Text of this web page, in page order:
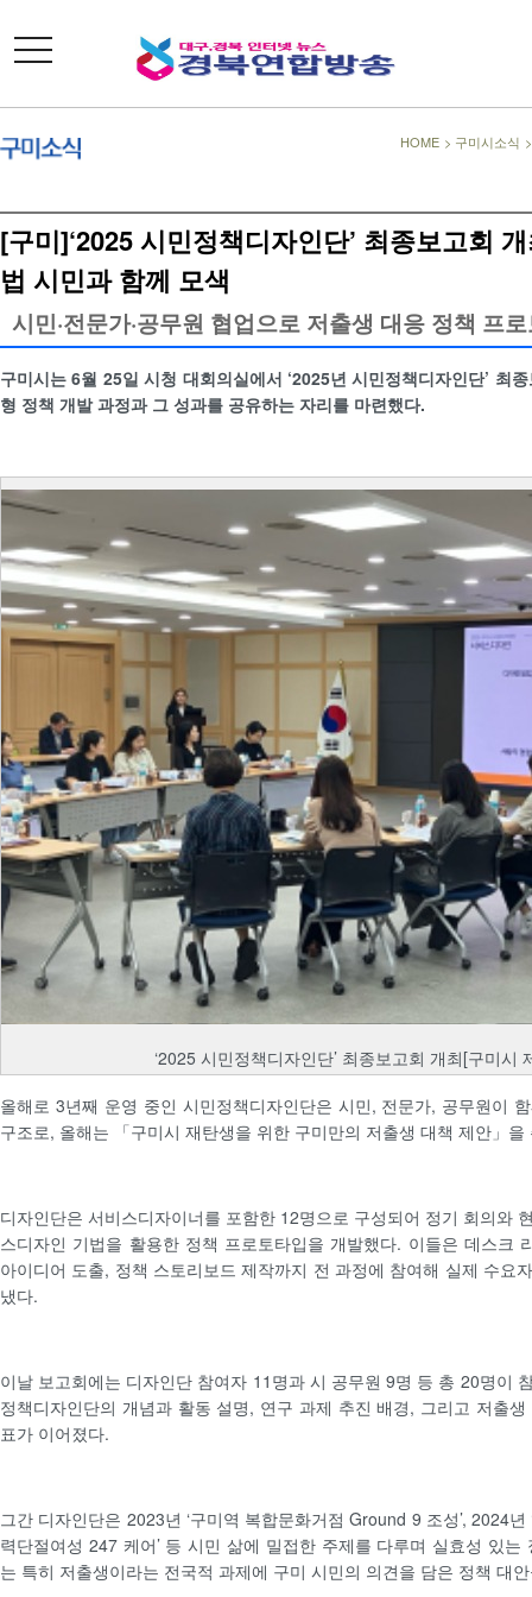
toggle
navigation
HOME > 구미시소식
[구미]‘2025 시민정책디자인단’ 최종보고회
법 시민과 함께 모색
시민·전문가·공무원 협업으로 저출생 대응 정책 프
구미시는 6월 25일 시청 대회의실에서 ‘2025년 시민정책디자인단’ 최
형 정책 개발 과정과 그 성과를 공유하는 자리를 마련했다.
‘2025 시민정책디자인단’ 최종보고회 개최[구미시
올해로 3년째 운영 중인 시민정책디자인단은 시민, 전문가, 공무원이
구조로, 올해는 「구미시 재탄생을 위한 구미만의 저출생 대책 제안」
디자인단은 서비스디자이너를 포함한 12명으로 구성되어 정기 회의와
스디자인 기법을 활용한 정책 프로토타입을 개발했다. 이들은 데스크
아이디어 도출, 정책 스토리보드 제작까지 전 과정에 참여해 실제 수요
냈다.
이날 보고회에는 디자인단 참여자 11명과 시 공무원 9명 등 총 20명이
정책디자인단의 개념과 활동 설명, 연구 과제 추진 배경, 그리고 저출
표가 이어졌다.
그간 디자인단은 2023년 ‘구미역 복합문화거점 Ground 9 조성’, 2024년
력단절여성 247 케어’ 등 시민 삶에 밀접한 주제를 다루며 실효성 있는
는 특히 저출생이라는 전국적 과제에 구미 시민의 의견을 담은 정책 대